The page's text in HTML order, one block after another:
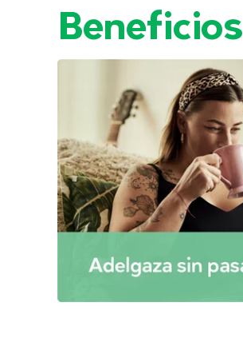
Beneficios